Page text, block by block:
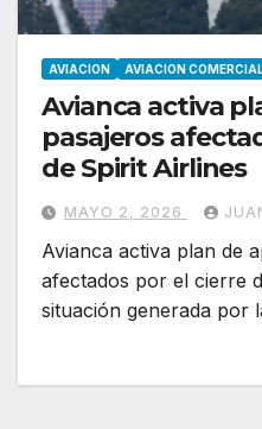
AVIACION AVIACION
Avianca activa
pasajeros
de Spirit Airlines
MAYO 2, 2026
Avianca activa plan de
afectados por el cierre
situación generada por